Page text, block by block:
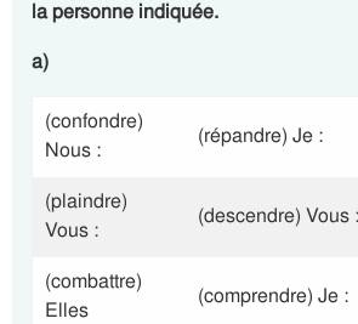
la personne indiquée.
a)
(confondre)
Nous :
(répandre) Je :
(plaindre)
Vous :
(descendre) Vous :
(combattre)
Elles
(comprendre) Je :